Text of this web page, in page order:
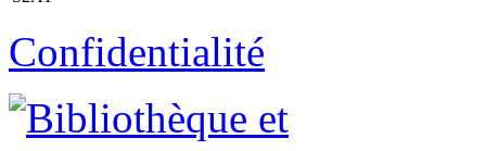
Confidentialité